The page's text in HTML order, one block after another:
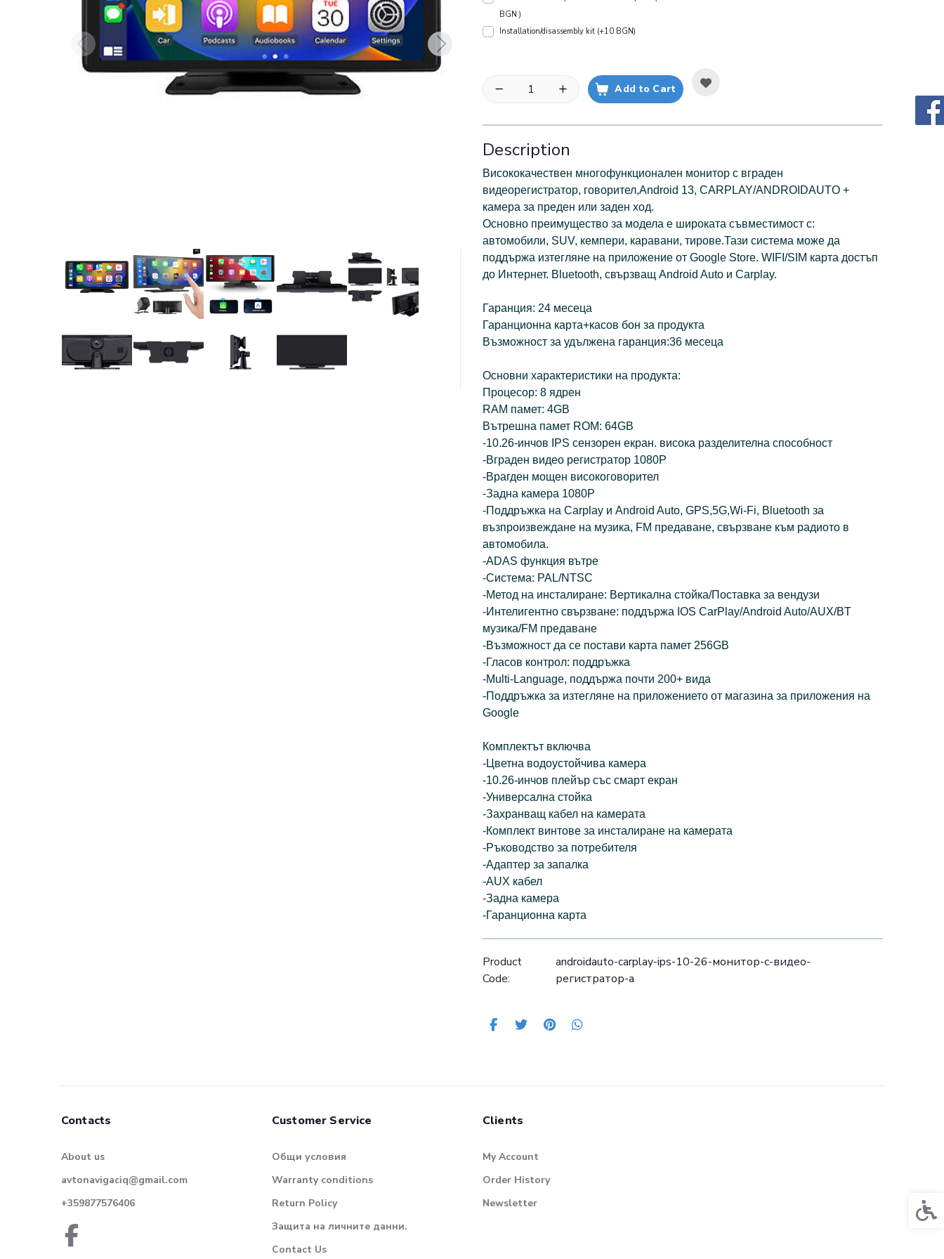
BGN )
Installation/disassembly kit (+10 BGN)
Add to Cart
Description
Висококачествен многофункционален монитор с вграден
видеорегистратор, говорител,Android 13, CARPLAY/ANDROIDAUTO +
камера за преден или заден ход.
Основно преимущество за модела е широката съвместимост с:
автомобили, SUV, кемпери, каравани, тирове.Тази система може да
поддържа изтегляне на приложение от Google Store. WIFI/SIM карта достъп
до Интернет. Bluetooth, свързващ Android Auto и Carplay.
Гаранция: 24 месеца
Гаранционна карта+касов бон за продукта
Възможност за удължена гаранция:36 месеца
Основни характеристики на продукта:
Процесор: 8 ядрен
RAM памет: 4GB
Вътрешна памет ROM: 64GB
-10.26-инчов IPS сензорен екран. висока разделителна способност
-Вграден видео регистратор 1080P
-Врагден мощен високоговорител
-Задна камера 1080P
-Поддръжка на Carplay и Android Auto, GPS,5G,Wi-Fi, Bluetooth за
възпроизвеждане на музика, FM предаване, свързване към радиото в
автомобила.
-ADAS функция вътре
-Система: PAL/NTSC
-Метод на инсталиране: Вертикална стойка/Поставка за вендузи
-Интелигентно свързване: поддържа IOS CarPlay/Android Auto/AUX/BT
музика/FM предаване
-Възможност да се постави карта памет 256GB
-Гласов контрол: поддръжка
-Multi-Language, поддържа почти 200+ вида
-Поддръжка за изтегляне на приложението от магазина за приложения на
Google
Комплектът включва
-Цветна водоустойчива камера
-10.26-инчов плейър със смарт екран
-Универсална стойка
-Захранващ кабел на камерата
-Комплект винтове за инсталиране на камерата
-Ръководство за потребителя
-Адаптер за запалка
-AUX кабел
-Задна камера
-Гаранционна карта
Product
Code:
androidauto-carplay-ips-10-26-монитор-с-видео-
регистратор-a
Contacts
About us
avtonavigaciq@gmail.com
+359877576406
Customer Service
Общи условия
Warranty conditions
Return Policy
Защита на личните данни.
Contact Us
Clients
My Account
Order History
Newsletter